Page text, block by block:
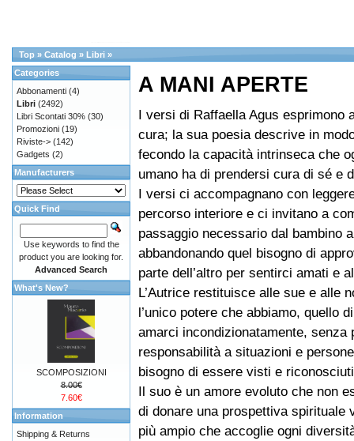
Top » Catalog » Libri »
A MANI APERTE
I versi di Raffaella Agus esprimono
cura; la sua poesia descrive in
fecondo la capacità intrinseca che
umano ha di prendersi cura di sé e
I versi ci accompagnano con
percorso interiore e ci invitano a
passaggio necessario dal bambino
abbandonando quel bisogno di
parte dell’altro per sentirci amati e
L’Autrice restituisce alle sue e alle
l’unico potere che abbiamo, quello
amarci incondizionatamente, senza
responsabilità a situazioni e
bisogno di essere visti e
Il suo è un amore evoluto che non
di donare una prospettiva spirituale
più ampio che accoglie ogni
Categories
Abbonamenti (4)
Libri (2492)
Libri Scontati 30% (30)
Promozioni (19)
Riviste-> (142)
Gadgets (2)
Manufacturers
Quick Find
Use keywords to find the
product you are looking for.
Advanced Search
What's New?
SCOMPOSIZIONI
8.00€
7.60€
Information
Shipping & Returns